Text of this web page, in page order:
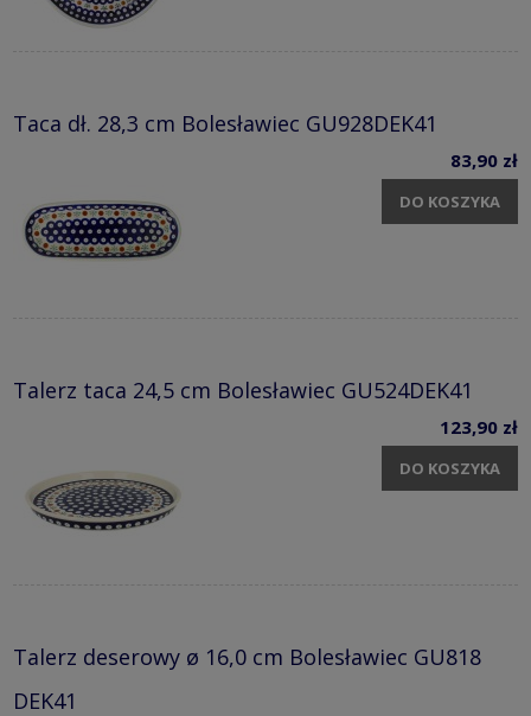
Taca dł. 28,3 cm Bolesławiec GU928DEK41
83,90 zł
DO KOSZYKA
Talerz taca 24,5 cm Bolesławiec GU524DEK41
123,90 zł
DO KOSZYKA
Talerz deserowy ø 16,0 cm Bolesławiec GU818
DEK41